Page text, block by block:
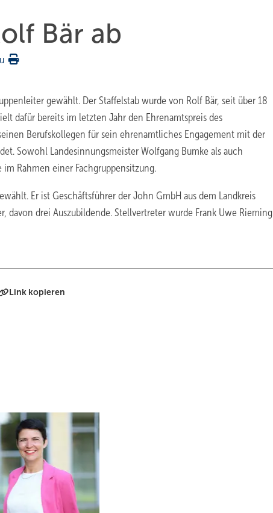
Bär ab
gewählt. Der Staffelstab wurde von Rolf Bär, seit über 18
dafür bereits im letzten Jahr den Ehrenamtspreis des
Berufskollegen für sein ehrenamtliches Engagement mit der
Sowohl Landes­innungsmeister Wolfgang Bumke als auch
Rahmen einer Fachgruppensitzung.
Er ist Geschäftsführer der John GmbH aus dem Landkreis
drei Auszubildende. Stellvertreter wurde Frank Uwe Rieming
Link kopieren